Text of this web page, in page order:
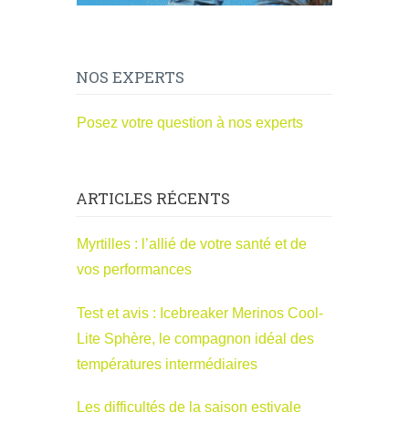
NOS EXPERTS
Posez votre question à nos experts
ARTICLES RÉCENTS
Myrtilles : l’allié de votre santé et de
vos performances
Test et avis : Icebreaker Merinos Cool-
Lite Sphère, le compagnon idéal des
températures intermédiaires
Les difficultés de la saison estivale